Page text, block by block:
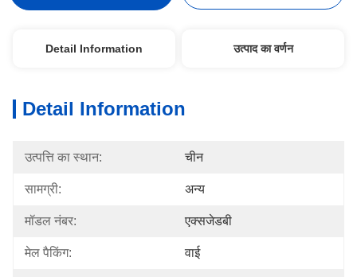
Detail Information उत्पाद का वर्णन
Detail Information
उत्पत्ति का स्थान: चीन
सामग्री: अन्य
मॉडल नंबर: एक्सजेडबी
मेल पैकिंग: वाई